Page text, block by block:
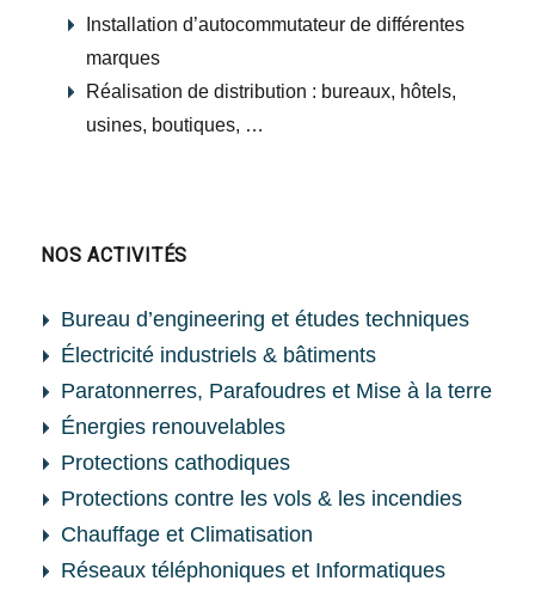
Installation d’autocommutateur de différentes
marques
Réalisation de distribution : bureaux, hôtels,
usines, boutiques, …
NOS ACTIVITÉS
Bureau d’engineering et études techniques
Électricité industriels & bâtiments
Paratonnerres, Parafoudres et Mise à la terre
Énergies renouvelables
Protections cathodiques
Protections contre les vols & les incendies
Chauffage et Climatisation
Réseaux téléphoniques et Informatiques